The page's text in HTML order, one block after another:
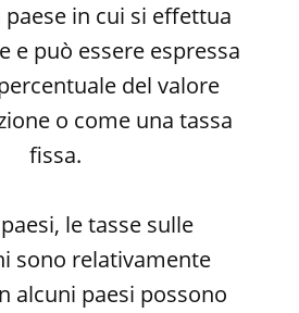
paese in cui si effettua
e può essere espressa
del valore
o come una tassa
fissa.
le tasse sulle
sono relativamente
alcuni paesi possono